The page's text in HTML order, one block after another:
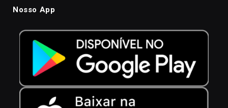
Nosso App